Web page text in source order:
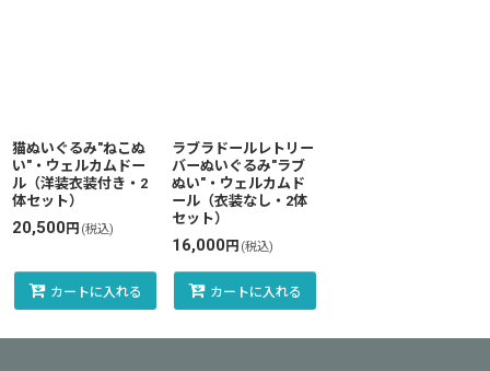
猫ぬいぐるみ"ねこぬ
い"・ウェルカムドー
ル（洋装衣装付き・2
体セット）
20,500円 (税込)
カートに入れる
ラブラドールレトリー
バーぬいぐるみ"ラブ
ぬい"・ウェルカムド
ール（衣装なし・2体
セット）
16,000円 (税込)
カートに入れる